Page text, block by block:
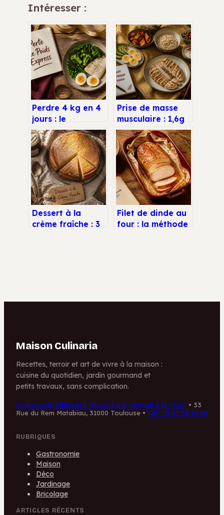
Intéresser :
Perdre 4 kg en 4
jours : le
protocole
Natman est-il une
solution miracle
ou un risque pour
votre santé ?
Prise de masse
musculaire : 1,6g
de protéines par
kilo et les
aliments clés pour
bâtir du muscle
sec
Dessert à la
crème fraîche : 3
Filet de dinde au
four : la méthode
Maison Culinaria
Recettes, terroir et art de vivre à la maison :
cuisine du quotidien, jardin gourmand et
petits travaux, sans complication.
Charcuterie Pâtissière MELSÀT par Yannick DELPECH • 33
Rue du Rem Matabiau, 31000 Toulouse • Tél : 05 61 38 19 86
RUBRIQUES
Gastronomie
Maison
Déco
Jardinage
Bricolage
ARTICLES RÉCENTS